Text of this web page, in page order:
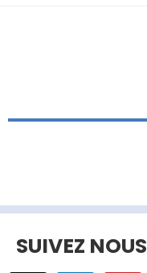
SUIVEZ NOUS